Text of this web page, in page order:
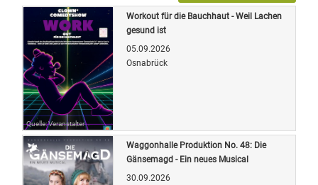
Quelle: Veranstalter
Workout für die Bauchhaut - Weil Lachen
gesund ist
05.09.2026
Osnabrück
Waggonhalle Produktion No. 48: Die
Gänsemagd - Ein neues Musical
30.09.2026